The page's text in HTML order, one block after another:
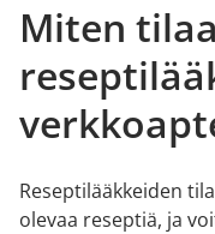
Miten
Reseptilääkkeiden
olevaa reseptiä, ja